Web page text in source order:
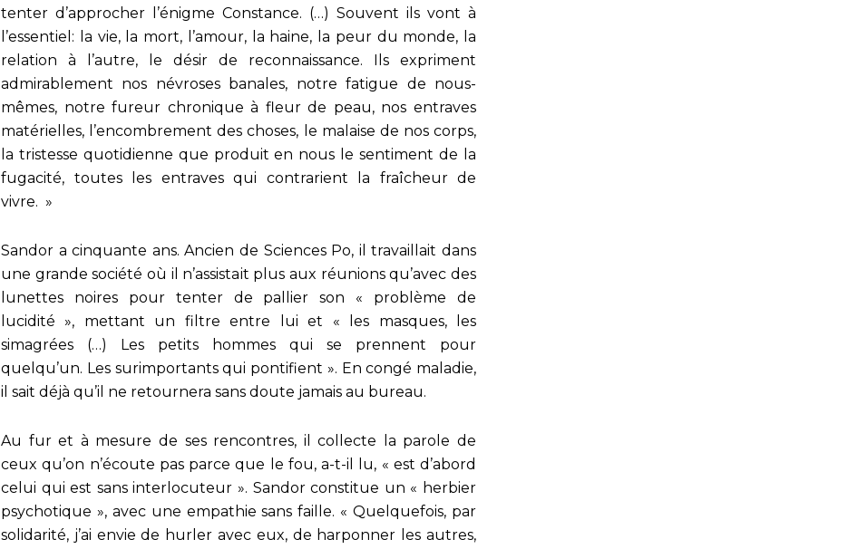
tenter d’approcher l’énigme Constance. (…) Souvent ils vont à
l’essentiel: la vie, la mort, l’amour, la haine, la peur du monde, la
relation à l’autre, le désir de reconnaissance. Ils expriment
admirablement nos névroses banales, notre fatigue de nous-
mêmes, notre fureur chronique à fleur de peau, nos entraves
matérielles, l’encombrement des choses, le malaise de nos corps,
la tristesse quotidienne que produit en nous le sentiment de la
fugacité, toutes les entraves qui contrarient la fraîcheur de
vivre. »
Sandor a cinquante ans. Ancien de Sciences Po, il travaillait dans
une grande société où il n’assistait plus aux réunions qu’avec des
lunettes noires pour tenter de pallier son « problème de
lucidité », mettant un filtre entre lui et « les masques, les
simagrées (…) Les petits hommes qui se prennent pour
quelqu’un. Les surimportants qui pontifient ». En congé maladie,
il sait déjà qu’il ne retournera sans doute jamais au bureau.
Au fur et à mesure de ses rencontres, il collecte la parole de
ceux qu’on n’écoute pas parce que le fou, a-t-il lu, « est d’abord
celui qui est sans interlocuteur ». Sandor constitue un « herbier
psychotique », avec une empathie sans faille. « Quelquefois, par
solidarité, j’ai envie de hurler avec eux, de harponner les autres,